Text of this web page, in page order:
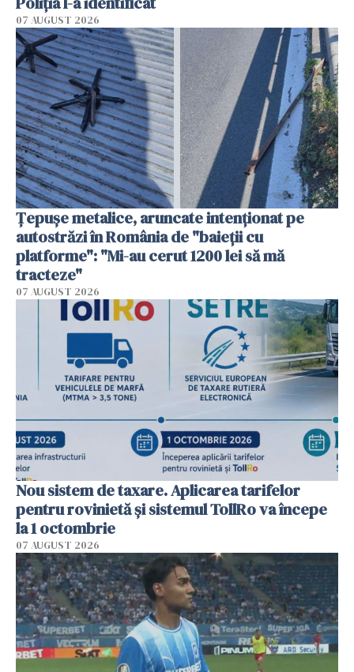
07 AUGUST 2026
Țepușe metalice, aruncate intenționat pe
autostrăzi în România de "baieții cu
platforme": "Mi-au cerut 1200 lei să mă
tracteze"
07 AUGUST 2026
Nou sistem de taxare. Aplicarea tarifelor
pentru rovinietă şi sistemul TollRo va începe
la 1 octombrie
07 AUGUST 2026